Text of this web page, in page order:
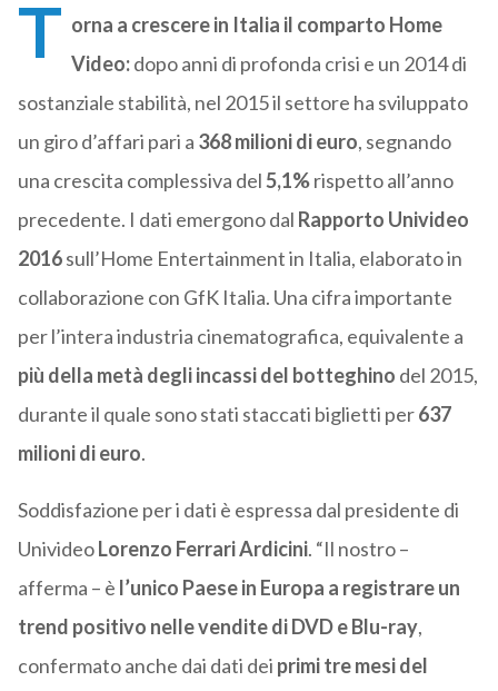
T orna a crescere in Italia il comparto Home
Video:dopo anni di profonda crisi e un 2014 di
sostanziale stabilità, nel 2015 il settore ha sviluppato
un giro d’affari pari a 368 milioni di euro, segnando
una crescita complessiva del5,1%rispetto all’anno
precedente. I dati emergono dal Rapporto Univideo
2016sull’Home Entertainment in Italia, elaborato in
collaborazione con GfK Italia. Una cifra importante
per l’intera industria cinematografica, equivalente a
più della metà degli incassi del botteghino del 2015,
durante il quale sono stati staccati biglietti per637
milioni di euro.
Soddisfazione per i dati è espressa dal presidente di
UnivideoLorenzo Ferrari Ardicini. “Il nostro –
afferma – è l’unico Paese in Europa a registrare un
trend positivo nelle vendite di DVD e Blu-ray,
confermato anche dai dati dei primi tre mesi del